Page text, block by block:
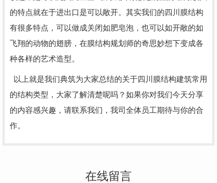
的特点就在于进出口是可以敞开。其实我们的四川膜结构
有很多特点，可以做成关闭如肥皂泡，也可以如开敞的如
飞翔的动物的翅膀，在膜结构规划师的奇思妙想下变成各
种各样的艺术造型。
以上就是我们典筑为大家总结的关于四川膜结构建筑常用
的结构类型，大家了解清楚呢吗？如果你对我们今天分享
的内容感兴趣，请联系我们，我司全体员工期待与你的合
作。
在线留言